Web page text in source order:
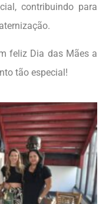
contribuindo para
feliz Dia das Mães a
tão especial!